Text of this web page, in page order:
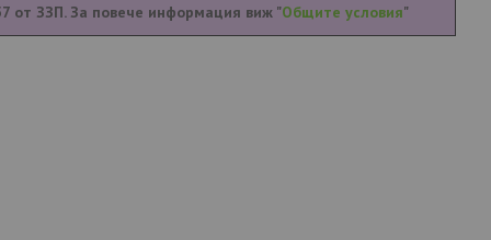
от ЗЗП. За повече информация виж "Общите условия"